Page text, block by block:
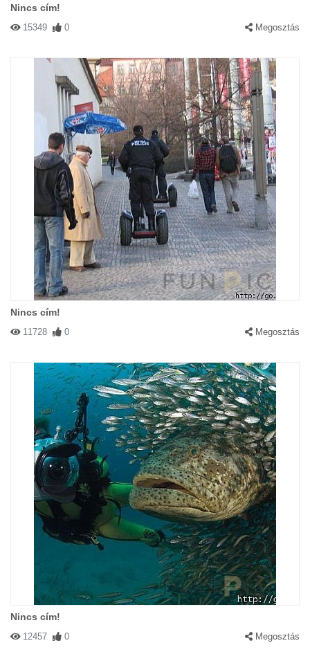
Nincs cím!
15349 0 Megosztás
Nincs cím!
11728 0 Megosztás
Nincs cím!
12457 0 Megosztás